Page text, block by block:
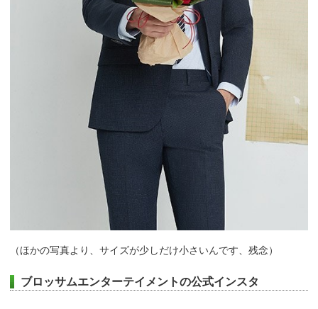
（ほかの写真より、サイズが少しだけ小さいんです、残念）
ブロッサムエンターテイメントの公式インスタ